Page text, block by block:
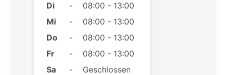
Di
-
08:00 - 13:00
Mi
-
08:00 - 13:00
Do
-
08:00 - 13:00
Fr
-
08:00 - 13:00
Sa
-
Geschlossen